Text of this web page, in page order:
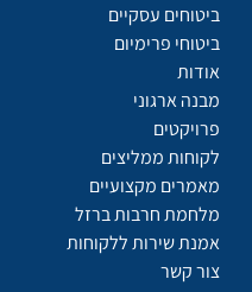
אודות
מבנה ארגוני
פרויקטים
לקוחות ממליצים
מאמרים מקצועיים
מלחמת חרבות ברזל
אמנת שירות ללקוחות
צור קשר
ביטוחים עסקיים
ביטוחי פרימיום